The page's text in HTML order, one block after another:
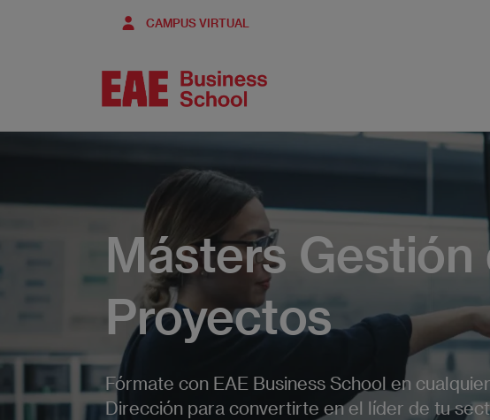
CAMPUS VIRTUAL
Másters Gestión
Proyectos
Fórmate con EAE Business School en
Dirección para convertirte en el líder de tu